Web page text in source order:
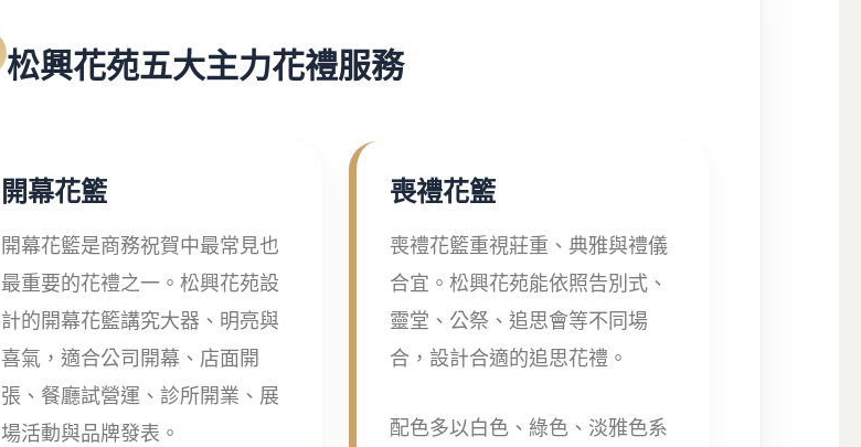
松興花苑五大主力花禮服務
開幕花籃
開幕花籃是商務祝賀中最常見也
最重要的花禮之一。松興花苑設
計的開幕花籃講究大器、明亮與
喜氣，適合公司開幕、店面開
張、餐廳試營運、診所開業、展
場活動與品牌發表。
喪禮花籃
喪禮花籃重視莊重、典雅與禮儀
合宜。松興花苑能依照告別式、
靈堂、公祭、追思會等不同場
合，設計合適的追思花禮。
配色多以白色、綠色、淡雅色系